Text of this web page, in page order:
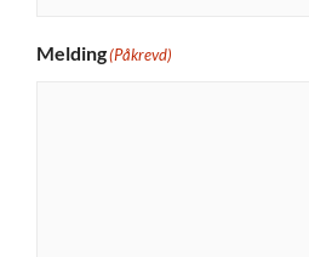
Melding(Påkrevd)